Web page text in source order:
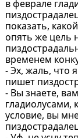
в феврале
показать,
опять же цель
временем
- Эх, жаль, что
пишет
- Вы знаете,
гладиолусами,
условие, вы